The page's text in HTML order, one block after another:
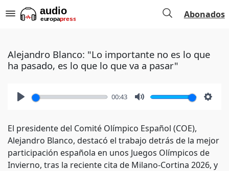
Abonados
Alejandro Blanco: "Lo importante no es lo que
ha pasado, es lo que lo que va a pasar"
00:43
El presidente del Comité Olímpico Español (COE),
Alejandro Blanco, destacó el trabajo detrás de la mejor
participación española en unos Juegos Olímpicos de
Invierno, tras la reciente cita de Milano-Cortina 2026, y